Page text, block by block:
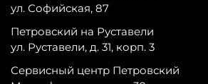
ул. Софийская, 87
Петровский на Руставели
ул. Руставели, д. 31, корп. 3
Сервисный центр Петровский